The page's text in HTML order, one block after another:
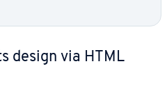
design via HTML